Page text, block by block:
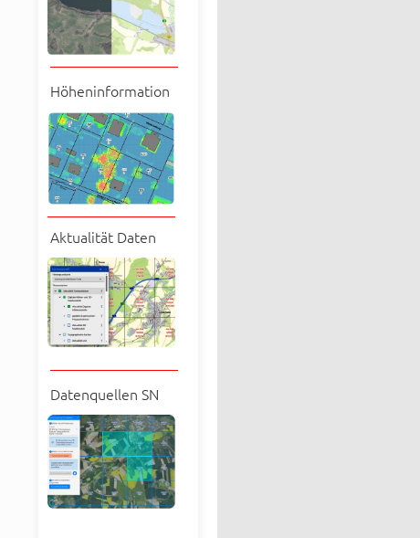
Höheninformation
Aktualität Daten
Datenquellen SN